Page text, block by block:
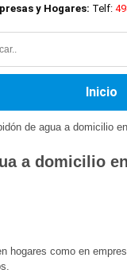
y Hogares: Telf:
Inicio
a domicilio
hogares como en